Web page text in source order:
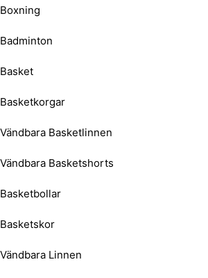
Boxning
Badminton
Basket
Basketkorgar
Vändbara Basketlinnen
Vändbara Basketshorts
Basketbollar
Basketskor
Vändbara Linnen